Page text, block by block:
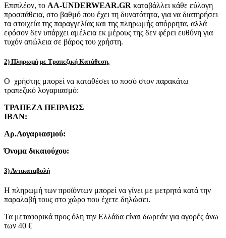
Επιπλέον, το AA-UNDERWEAR.GR καταβάλλει κάθε εύλογη
προσπάθεια, στο βαθμό που έχει τη δυνατότητα, για να διατηρήσει
τα στοιχεία της παραγγελίας και της πληρωμής απόρρητα, αλλά
εφόσον δεν υπάρχει αμέλεια εκ μέρους της δεν φέρει ευθύνη για
τυχόν απώλεια σε βάρος του χρήστη.
2) Πληρωμή με Τραπεζική Κατάθεση.
Ο χρήστης μπορεί να καταθέσει το ποσό στον παρακάτω
τραπεζικό λογαριασμό:
ΤΡΑΠΕΖΑ ΠΕΙΡΑΙΩΣ
IBAN:
Αρ.Λογαριασμού:
Όνομα δικαιούχου:
3) Αντικαταβολή
Η πληρωμή των προϊόντων μπορεί να γίνει με μετρητά κατά την
παραλαβή τους στο χώρο που έχετε δηλώσει.
Τα μεταφορικά προς όλη την Ελλάδα είναι δωρεάν για αγορές άνω
των 40 €